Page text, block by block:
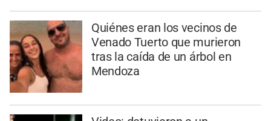
Quiénes eran los vecinos de
Venado Tuerto que murieron
tras la caída de un árbol en
Mendoza